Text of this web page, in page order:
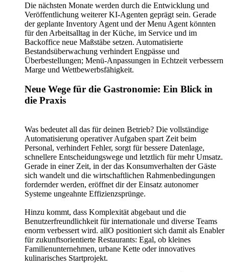
Die nächsten Monate werden durch die Entwicklung und
Veröffentlichung weiterer KI-Agenten geprägt sein. Gerade
der geplante Inventory Agent und der Menu Agent könnten
für den Arbeitsalltag in der Küche, im Service und im
Backoffice neue Maßstäbe setzen. Automatisierte
Bestandsüberwachung verhindert Engpässe und
Überbestellungen; Menü-Anpassungen in Echtzeit verbessern
Marge und Wettbewerbsfähigkeit.
Neue Wege für die Gastronomie: Ein Blick in
die Praxis
Was bedeutet all das für deinen Betrieb? Die vollständige
Automatisierung operativer Aufgaben spart Zeit beim
Personal, verhindert Fehler, sorgt für bessere Datenlage,
schnellere Entscheidungswege und letztlich für mehr Umsatz.
Gerade in einer Zeit, in der das Konsumverhalten der Gäste
sich wandelt und die wirtschaftlichen Rahmenbedingungen
fordernder werden, eröffnet dir der Einsatz autonomer
Systeme ungeahnte Effizienzsprünge.
Hinzu kommt, dass Komplexität abgebaut und die
Benutzerfreundlichkeit für internationale und diverse Teams
enorm verbessert wird. allO positioniert sich damit als Enabler
für zukunftsorientierte Restaurants: Egal, ob kleines
Familienunternehmen, urbane Kette oder innovatives
kulinarisches Startprojekt.